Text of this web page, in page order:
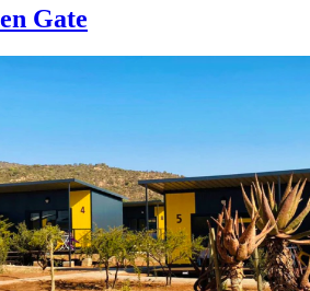
Gate